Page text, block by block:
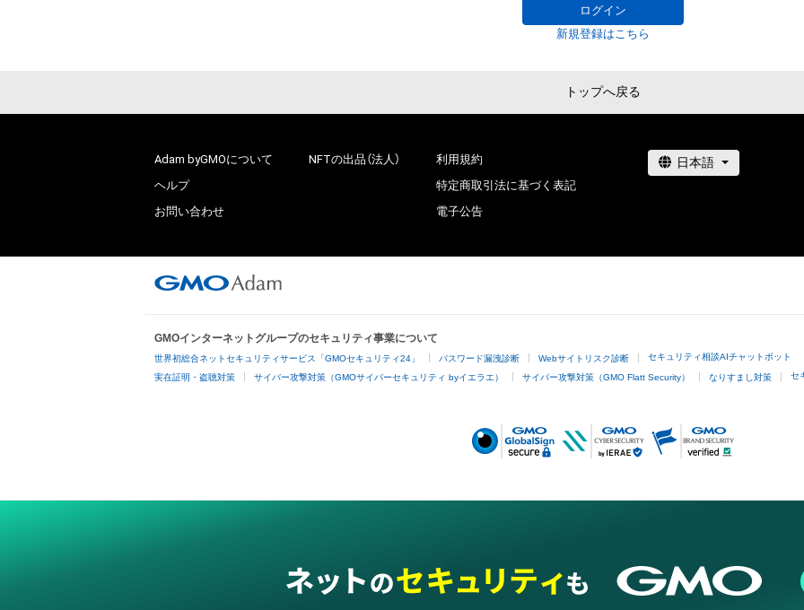
ログイン
新規登録はこちら
トップへ戻る
Adam byGMOについて
ヘルプ
お問い合わせ
NFTの出品（法人）
利用規約
特定商取引法に基づく表記
電子公告
GMOインターネットグループのセキュリティ事業について
世界初総合ネットセキュリティサービス「GMOセキュリティ24」 パスワード漏洩診断 Webサイトリスク診断 セキュリティ相談AIチャットボット
実在証明・盗聴対策 サイバー攻撃対策（GMOサイバーセキュリティ byイエラエ） サイバー攻撃対策（GMO Flatt Security） なりすまし対策 セ